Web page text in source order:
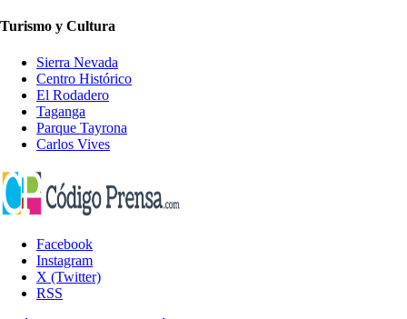
Turismo y Cultura
Sierra Nevada
Centro Histórico
El Rodadero
Taganga
Parque Tayrona
Carlos Vives
Facebook
Instagram
X (Twitter)
RSS